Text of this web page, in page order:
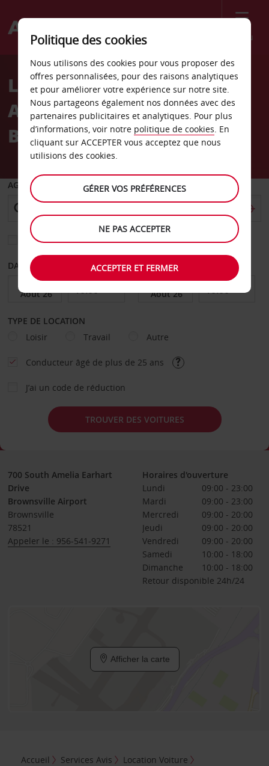
Menu
Welcome
AvisLocation de voiture
Aéroport international de
Brownsville
AGENCE DE DÉPART
Sélectionnez une autre agence de retour
DATE DE DÉPART DATE DE RETOUR
TYPE DE LOCATION
Loisir
Travail Autre
Conducteur âgé de plus de 25 ans
J’ai un code de réduction
TROUVER DES VOITURES
700 South Amelia Earhart
Drive
Brownsville Airport
Brownsville
78521
Appeler le : 956-541-9271
Horaires d'ouverture
Lundi
09:00 - 23:00
Mardi
09:00 - 23:00
Mercredi
09:00 - 20:00
Jeudi
09:00 - 20:00
Vendredi
09:00 - 20:00
Samedi
10:00 - 18:00
Dimanche
10:00 - 18:00
Retour disponible 24h/24
Afficher la carte
Accueil Services Avis
Location Voiture
Politique des cookies
Nous utilisons des cookies pour vous proposer des
offres personnalisées, pour des raisons analytiques
et pour améliorer votre expérience sur notre site.
Nous partageons également nos données avec des
partenaires publicitaires et analytiques. Pour plus
d’informations, voir notre politique de cookies. En
cliquant sur ACCEPTER vous acceptez que nous
utilisions des cookies.
GÉRER VOS PRÉFÉRENCES
NE PAS ACCEPTER
ACCEPTER ET FERMER